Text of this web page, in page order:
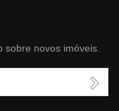
novos imóveis.